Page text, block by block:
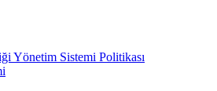
Yönetim Sistemi Politikası